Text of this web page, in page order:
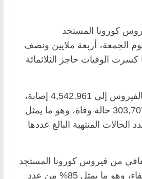
كورونا المستجد
صباح يوم الجمعة، أربعة ملايين ونصف
كسرت الوفيات حاجز الثلاثمائة
ووصلت الإصابات بالفيروس إلى 4,542,961 إصابة،
وبلغ عدد الوفيات 303,707 حالة وفاة، وهو ما يمثل
الحالات المنتهية البالغ عددها
من فيروس كورونا المستجد
1,712,883 حالة شفاء، وهو ما يمثل 85% من عدد